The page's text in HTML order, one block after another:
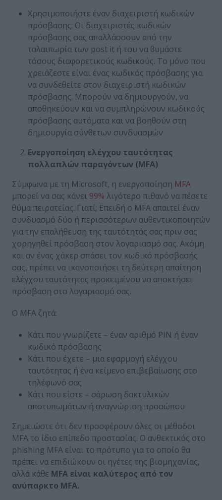
Χρησιμοποιήστε έναν διαχειριστή κωδικών
πρόσβασης: Οι διαχειριστές κωδικών
πρόσβασης σας απαλλάσσουν από την
ταλαιπωρία των post it ή του να θυμάστε
τόσους διαφορετικούς κωδικούς. Το μόνο που
χρειάζεστε είναι ένας κωδικός πρόσβασης για
να συνδεθείτε στον διαχειριστή κωδικών
πρόσβασης. Μπορούν να δημιουργούν, να
αποθηκεύουν και να συμπληρώνουν κωδικούς
πρόσβασης αυτόματα και να βοηθούν στη
δημιουργία σύνθετων συνδυασμών
Ενεργοποίηση ελέγχου ταυτότητας
πολλαπλών παραγόντων (MFA)
Σύμφωνα με τη Microsoft, η ενεργοποίηση MFA
μπορεί να σας κάνει 99% λιγότερο πιθανό να πέσετε
θύμα πειρατείας. Γιατί; Επειδή ο MFA απαιτεί έναν
συνδυασμό δύο ή περισσότερων αυθεντικοποιητών
για την επαλήθευση της ταυτότητάς σας πριν σας
χορηγηθεί πρόσβαση στον λογαριασμό σας. Ακόμη
και αν ένας χάκερ σπάσει τον κωδικό πρόσβασής
σας, πρέπει να ικανοποιήσει τη δεύτερη απαίτηση
ελέγχου ταυτότητας προκειμένου να αποκτήσει
πρόσβαση στο λογαριασμό σας.
Ο MFA ζητά:
Κάτι που γνωρίζετε – έναν αριθμό PIN ή έναν
κωδικό πρόσβασης
Κάτι που έχετε – μια εφαρμογή ελέγχου
ταυτότητας ή ένα κείμενο επιβεβαίωσης στο
τηλέφωνό σας
Κάτι που είστε – σάρωση δακτυλικών
αποτυπωμάτων ή αναγνώριση προσώπου
Σημειώστε ότι δεν προσφέρουν όλες οι μέθοδοι
MFA το ίδιο επίπεδο προστασίας. Ο ανθεκτικός στο
phishing MFA είναι το πρότυπο για το οποίο θα
πρέπει να επιδιώκουν οι ηγέτες της βιομηχανίας,
αλλά κάθε MFA είναι καλύτερος από τον
ανύπαρκτο MFA.